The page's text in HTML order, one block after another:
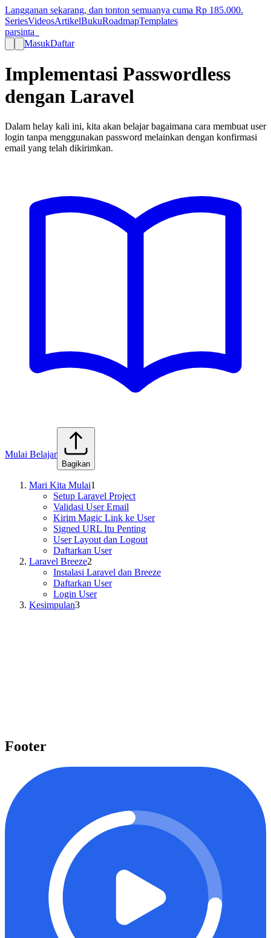
Langganan sekarang, dan tonton semuanya cuma Rp 185.000.
SeriesVideosArtikelBukuRoadmapTemplates
parsinta_
MasukDaftar
Implementasi Passwordless
dengan Laravel
Dalam helay kali ini, kita akan belajar bagaimana cara membuat user
login tanpa menggunakan password melainkan dengan konfirmasi
email yang telah dikirimkan.
Mulai Belajar
Bagikan
Mari Kita Mulai1
Setup Laravel Project
Validasi User Email
Kirim Magic Link ke User
Signed URL Itu Penting
User Layout dan Logout
Daftarkan User
Laravel Breeze2
Instalasi Laravel dan Breeze
Daftarkan User
Login User
Kesimpulan3
Footer